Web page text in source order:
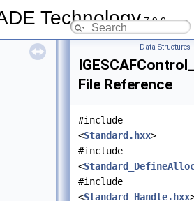
Technology7.9.0
Data Structures
File Reference
#include
<Standard.hxx>
#include
<
#include
<Standard_Handle.hxx